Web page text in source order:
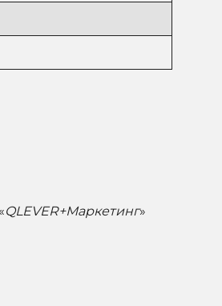
QLEVER+Маркетинг»